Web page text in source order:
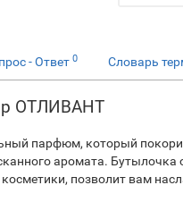
- Ответ0 Словарь
ОТЛИВАНТ
парфюм, который
аромата.
позволит вам